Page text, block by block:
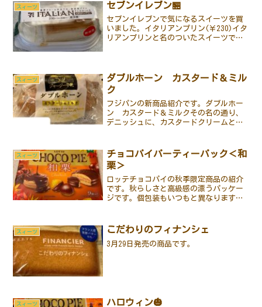
スィーツ セブンイレブン🏪
セブンイレブンで気になるスイーツを買
いました。イタリアンプリン(￥230)イタ
リアンプリンと名のついたスイーツで
は甘さ控えめのカスタ...
スィーツ
ダブルホーン カスタード＆ミル
ク
フジパンの新商品紹介です。ダブルホー
ン カスタード＆ミルクその名の通り、
デニッシュに、カスタードクリームとミ
味しいとはまさにこの事ですね。
スィーツ
チョコパイパーティーパック＜和
栗＞
ロッテチョコパイの秋季限定商品の紹介
です。秋らしさと高級感の漂うパッケー
ジです。個包装もいつもと異なります。
秋らしい一品でした。
スィーツ こだわりのフィナンシェ
3月29日発売の商品です。
スィーツ ハロウィン🎃